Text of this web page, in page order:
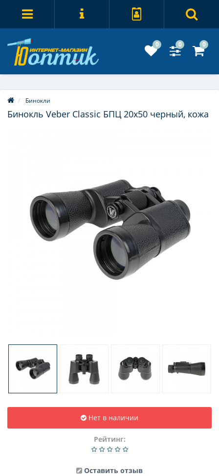
0 0 0
Бинокли
Бинокль Veber Classic БПЦ 20x50 черный, кожа
Нет в наличии
Рейтинг:
Оставить отзыв